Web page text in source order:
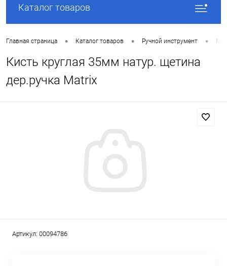
Каталог товаров
Главная страница • Каталог товаров • Ручной инструмент •
Кисть круглая 35мм натур. щетина
дер.ручка Matrix
Артикул: 00094786